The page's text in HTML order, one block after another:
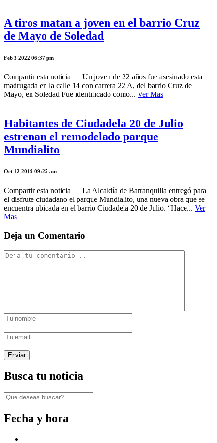
A tiros matan a joven en el barrio Cruz
de Mayo de Soledad
Feb 3 2022 06:37 pm
Compartir esta noticia Un joven de 22 años fue asesinado esta
madrugada en la calle 14 con carrera 22 A, del barrio Cruz de
Mayo, en Soledad Fue identificado como... Ver Mas
Habitantes de Ciudadela 20 de Julio
estrenan el remodelado parque
Mundialito
Oct 12 2019 09:25 am
Compartir esta noticia La Alcaldía de Barranquilla entregó para
el disfrute ciudadano el parque Mundialito, una nueva obra que se
encuentra ubicada en el barrio Ciudadela 20 de Julio. “Hace... Ver
Mas
Deja un Comentario
Busca tu noticia
Fecha y hora